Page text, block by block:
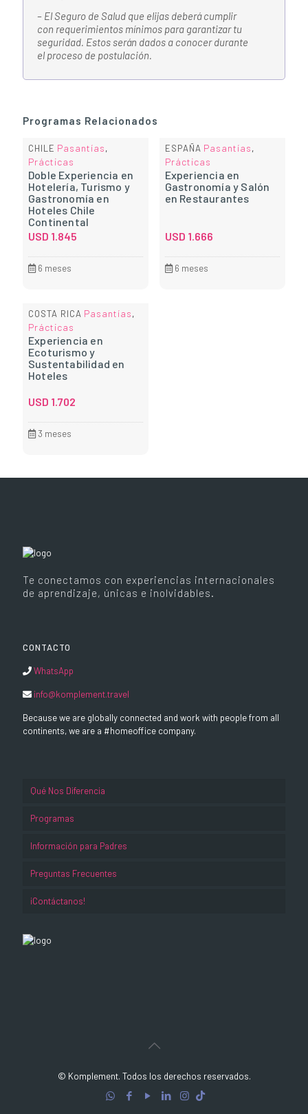
– El Seguro de Salud que elijas deberá cumplir
con requerimientos mínimos para garantizar tu
seguridad. Estos serán dados a conocer durante
el proceso de postulación.
Programas Relacionados
CHILE Pasantías,
Prácticas
Doble Experiencia en
Hotelería, Turismo y
Gastronomía en
Hoteles Chile
Continental
USD 1.845
6 meses
ESPAÑA Pasantías,
Prácticas
Experiencia en
Gastronomía y Salón
en Restaurantes
USD 1.666
6 meses
COSTA RICA Pasantías,
Prácticas
Experiencia en
Ecoturismo y
Sustentabilidad en
Hoteles
USD 1.702
3 meses
Te conectamos con experiencias internacionales
de aprendizaje, únicas e inolvidables.
CONTACTO
WhatsApp
info@komplement.travel
Because we are globally connected and work with people from all
continents, we are a #homeoffice company.
Qué Nos Diferencia
Programas
Información para Padres
Preguntas Frecuentes
¡Contáctanos!
© Komplement. Todos los derechos reservados.